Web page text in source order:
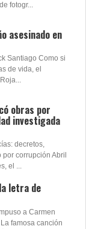
fotogr...
asesinado en
Santiago Como si
de vida, el
obras por
investigada
decretos,
corrupción Abril
el ...
letra de
a Carmen
famosa canción